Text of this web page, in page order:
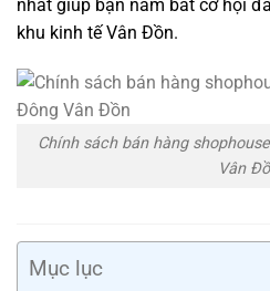
nhất giúp bạn nắm bắt cơ hội
khu kinh tế Vân Đồn.
Chính sách bán hàng
Vân
Mục lục